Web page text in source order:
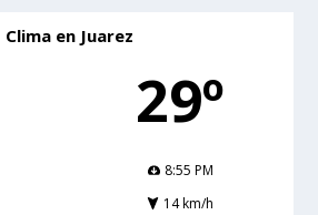
Clima en Juarez
29º
8:55 PM
14 km/h